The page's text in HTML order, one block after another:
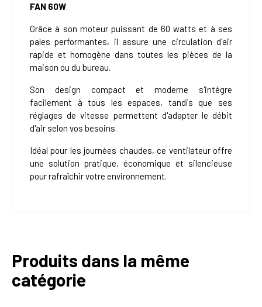
FAN 60W.
Grâce à son moteur puissant de 60 watts et à ses
pales performantes, il assure une circulation d'air
rapide et homogène dans toutes les pièces de la
maison ou du bureau.
Son design compact et moderne s'intègre
facilement à tous les espaces, tandis que ses
réglages de vitesse permettent d'adapter le débit
d'air selon vos besoins.
Idéal pour les journées chaudes, ce ventilateur offre
une solution pratique, économique et silencieuse
pour rafraîchir votre environnement.
Produits dans la même
catégorie